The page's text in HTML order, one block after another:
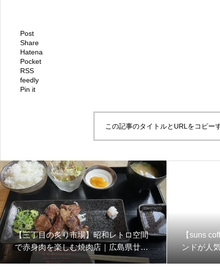
Post
Share
Hatena
Pocket
RSS
feedly
Pin it
この記事のタイトルとURLをコピー
【三丁目の炙り市場】昭和レトロ空間
で赤身肉を楽しむ焼肉店｜広島県廿日
【suns
ンドが人